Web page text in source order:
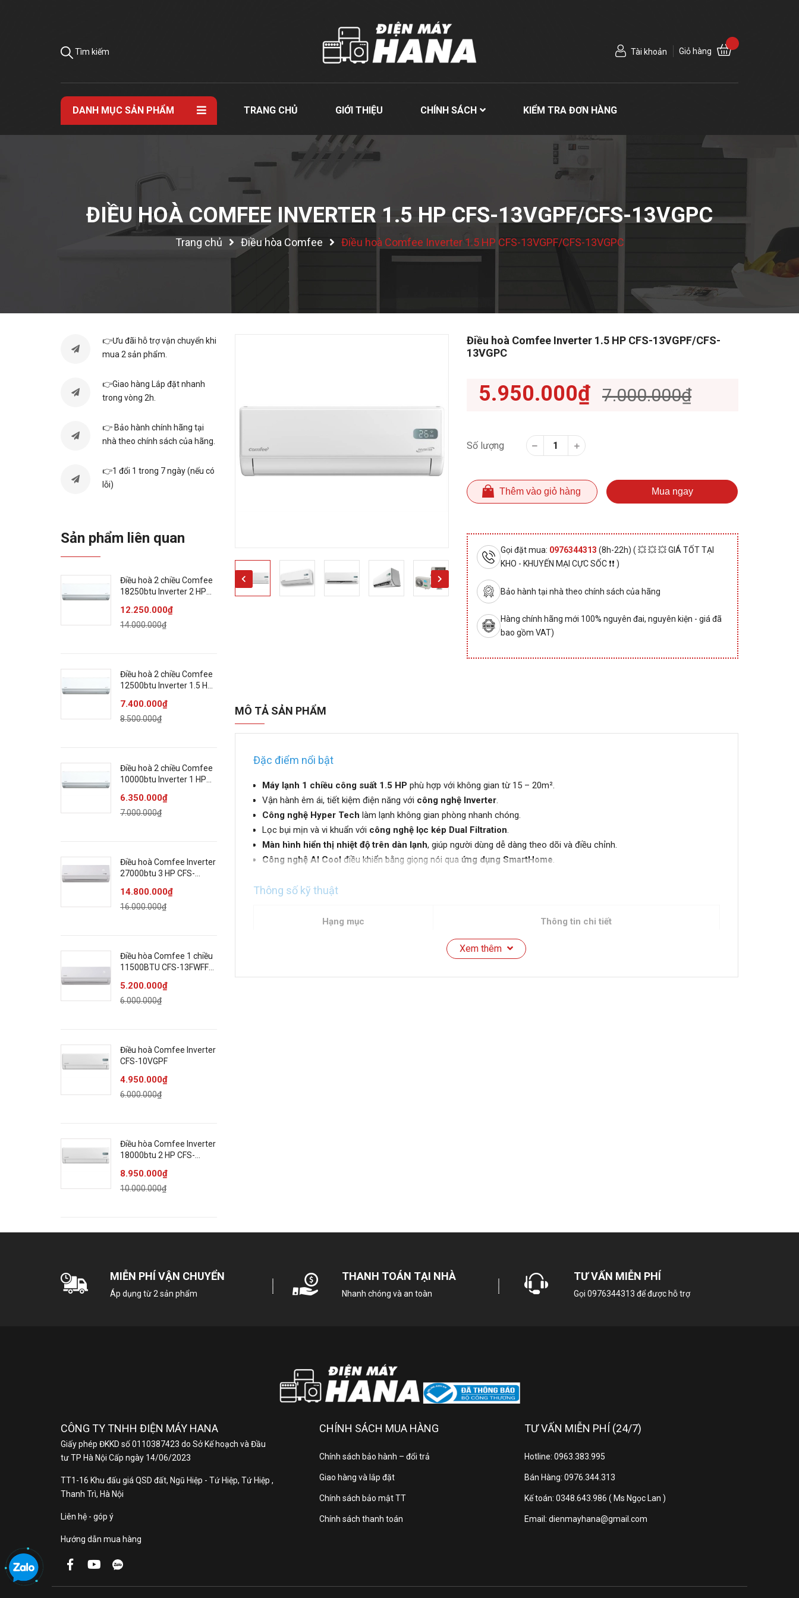
Tìm kiếm Tài khoản Giỏ hàng
DANH MỤC SẢN PHẨM TRANG CHỦ GIỚI THIỆU CHÍNH SÁCH KIỂM TRA ĐƠN HÀNG
ĐIỀU HOÀ COMFEE INVERTER 1.5 HP CFS-13VGPF/CFS-13VGPC
Trang chủ Điều hòa Comfee Điều hoà Comfee Inverter 1.5 HP CFS-13VGPF/CFS-13VGPC
Điều hoà Comfee Inverter 1.5 HP CFS-13VGPF/CFS-
13VGPC
5.950.000₫ 7.000.000₫
Số lượng
Thêm vào giỏ hàng Mua ngay
Gọi đặt mua: 0976344313 (8h-22h) ( 💥 💥 💥 GIÁ TỐT TẠI
KHO - KHUYẾN MẠI CỰC SỐC ❗❗ )
Bảo hành tại nhà theo chính sách của hãng
Hàng chính hãng mới 100% nguyên đai, nguyên kiện - giá đã
bao gồm VAT)
MÔ TẢ SẢN PHẨM
Đặc điểm nổi bật
Máy lạnh 1 chiều công suất 1.5 HP phù hợp với không gian từ 15 – 20m².
Vận hành êm ái, tiết kiệm điện năng với công nghệ Inverter.
Công nghệ Hyper Tech làm lạnh không gian phòng nhanh chóng.
Lọc bụi mịn và vi khuẩn với công nghệ lọc kép Dual Filtration.
Màn hình hiển thị nhiệt độ trên dàn lạnh, giúp người dùng dễ dàng theo dõi và điều chỉnh.
Công nghệ AI Coolđiều khiển bằng giọng nói qua ứng dụng SmartHome.
Thông số kỹ thuật
Hạng mục Thông tin chi tiết
MỨC ĐIỆN NĂNG & TIẾT KIỆM
BẢO HÀNH
Cục lạnh / cục nóng 3 năm
Máy nén 5 năm
Dàn tản nhiệt Ống đồng – Lá nhôm phủ lớp chống ăn mòn Golden Coating
Dàn lạnh 31 dB
Xem thêm
👉Ưu đãi hỗ trợ vận chuyển khi
mua 2 sản phẩm.
👉Giao hàng Lắp đặt nhanh
trong vòng 2h.
👉 Bảo hành chính hãng tại
nhà theo chính sách của hãng.
👉1 đổi 1 trong 7 ngày (nếu có
lỗi)
Sản phẩm liên quan
Điều hoà 2 chiều Comfee
18250btu Inverter 2 HP
12.250.000₫
14.000.000₫
Điều hoà 2 chiều Comfee
12500btu Inverter 1.5 HP
7.400.000₫
8.500.000₫
Điều hoà 2 chiều Comfee
10000btu Inverter 1 HP
6.350.000₫
7.000.000₫
Điều hoà Comfee Inverter
27000btu 3 HP CFS-
14.800.000₫
16.000.000₫
Điều hòa Comfee 1 chiều
11500BTU CFS-13FWFF-
5.200.000₫
6.000.000₫
Điều hoà Comfee Inverter
CFS-10VGPF
4.950.000₫
6.000.000₫
Điều hòa Comfee Inverter
18000btu 2 HP CFS-
8.950.000₫
10.000.000₫
MIỄN PHÍ VẬN CHUYỂN
Áp dụng từ 2 sản phẩm
THANH TOÁN TẠI NHÀ
Nhanh chóng và an toàn
TƯ VẤN MIỄN PHÍ
Gọi 0976344313 để được hỗ trợ
CÔNG TY TNHH ĐIỆN MÁY HANA
Giấy phép ĐKKD số 0110387423 do Sở Kế hoạch và Đầu
tư TP Hà Nội Cấp ngày 14/06/2023
TT1-16 Khu đấu giá QSD đất, Ngũ Hiệp - Tứ Hiệp, Tứ Hiệp ,
Thanh Trì, Hà Nội
Liên hệ - góp ý
Hướng dẫn mua hàng
CHÍNH SÁCH MUA HÀNG
Chính sách bảo hành – đổi trả
Giao hàng và lắp đặt
Chính sách bảo mật TT
Chính sách thanh toán
TƯ VẤN MIỄN PHÍ (24/7)
Hotline: 0963.383.995
Bán Hàng: 0976.344.313
Kế toán: 0348.643.986 ( Ms Ngọc Lan )
Email: dienmayhana@gmail.com